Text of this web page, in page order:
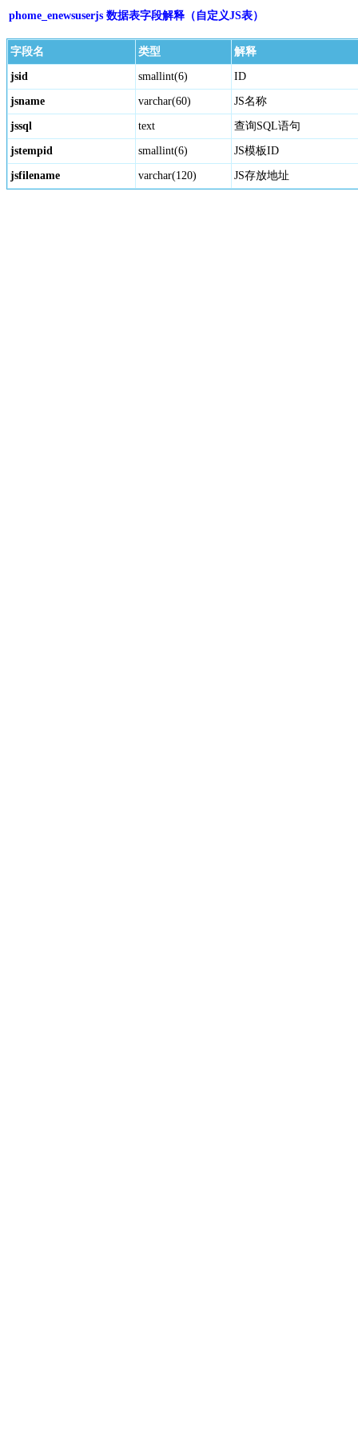
phome_enewsuserjs 数据表字段解释（自定义JS表）
字段名 类型 解释
jsid smallint(6) ID
jsname varchar(60) JS名称
jssql text 查询SQL语句
jstempid smallint(6) JS模板ID
jsfilename varchar(120) JS存放地址